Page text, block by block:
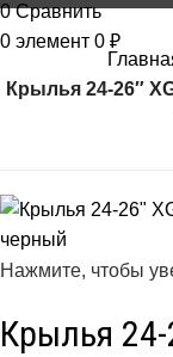
0 Сравнить
0 элемент 0 ₽
Крылья 24-26″
Нажмите, чтобы
Крылья 24-